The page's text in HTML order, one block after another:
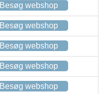
Besøg webshop
Besøg webshop
Besøg webshop
Besøg webshop
Besøg webshop